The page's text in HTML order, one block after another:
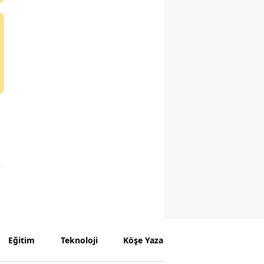
Eğitim Teknoloji Köşe Yazarları